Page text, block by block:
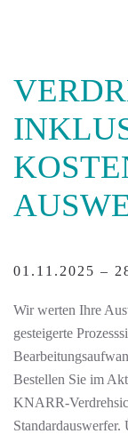
01.11.2025 –
Wir werten Ihre
gesteigerte
Bestellen Sie im
KNARR-
Standardauswerfer.